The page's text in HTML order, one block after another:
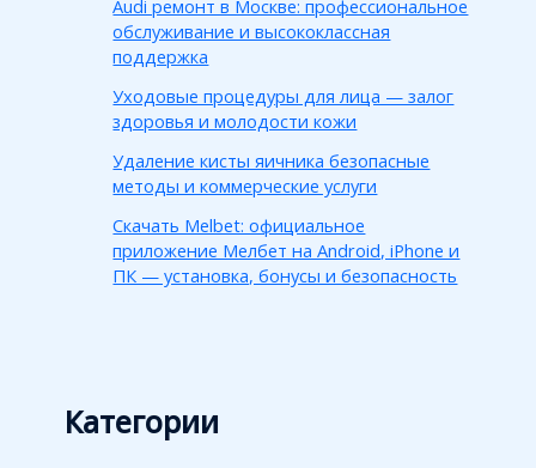
Audi ремонт в Москве: профессиональное
обслуживание и высококлассная
поддержка
Уходовые процедуры для лица — залог
здоровья и молодости кожи
Удаление кисты яичника безопасные
методы и коммерческие услуги
Скачать Melbet: официальное
приложение Мелбет на Android, iPhone и
ПК — установка, бонусы и безопасность
Категории